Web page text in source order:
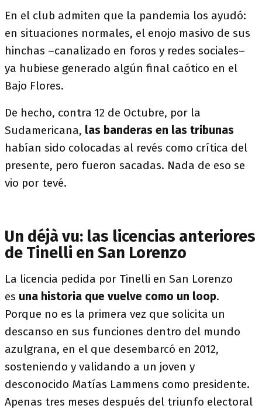
En el club admiten que la pandemia los ayudó:
en situaciones normales, el enojo masivo de sus
hinchas –canalizado en foros y redes sociales–
ya hubiese generado algún final caótico en el
Bajo Flores.
De hecho, contra 12 de Octubre, por la
Sudamericana, las banderas en las tribunas
habían sido colocadas al revés como crítica del
presente, pero fueron sacadas. Nada de eso se
vio por tevé.
Un déjà vu: las licencias anteriores
de Tinelli en San Lorenzo
La licencia pedida por Tinelli en San Lorenzo
es una historia que vuelve como un loop.
Porque no es la primera vez que solicita un
descanso en sus funciones dentro del mundo
azulgrana, en el que desembarcó en 2012,
sosteniendo y validando a un joven y
desconocido Matías Lammens como presidente.
Apenas tres meses después del triunfo electoral